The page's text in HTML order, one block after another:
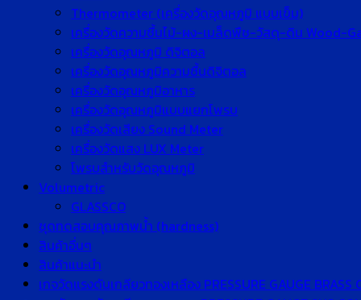
Thermometer (เครื่องวัดอุณหภูมิ แบบเข็ม)
เครื่องวัดความชื้นไม้-ผง-เมล็ดพืช-วัสดุ-ดิน Wood-
เครื่องวัดอุณหภูมิ ดิจิตอล
เครื่องวัดอุณหภูมิความชื้นดิจิตอล
เครื่องวัดอุณหภูมิอาหาร
เครื่องวัดอุณหภูมิแบบแยกโพรบ
เครื่องวัดเสียง Sound Meter
เครื่องวัดแสง LUX Meter
โพรบสำหรับวัดอุณหภูมิ
Volumetric
GLASSCO
ชุดทดสอบคุณภาพน้ำ (hardness)
สินค้าอื่นๆ
สินค้าแนะนำ
เกจวัดแรงดันเกลียวทองเหลือง PRESSURE GAUGE BRASS